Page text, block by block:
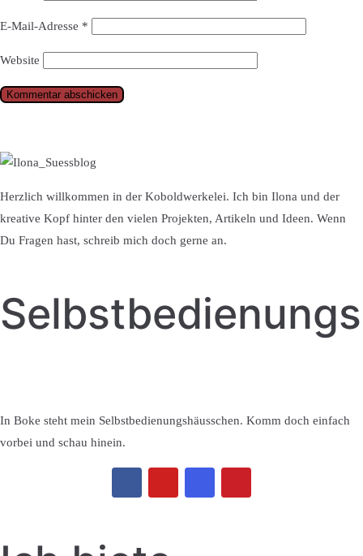
E-Mail-Adresse *
Website
Herzlich willkommen in der Koboldwerkelei. Ich bin Ilona und der
kreative Kopf hinter den vielen Projekten, Artikeln und Ideen. Wenn
Du Fragen hast, schreib mich doch gerne an.
In Boke steht mein Selbstbedienungshäusschen. Komm doch einfach
vorbei und schau hinein.